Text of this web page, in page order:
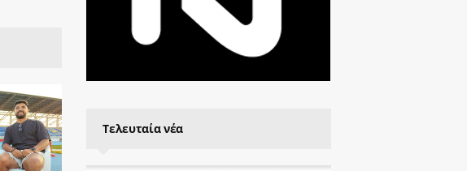
Τελευταία νέα